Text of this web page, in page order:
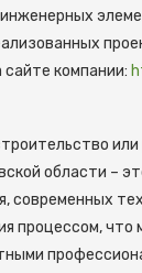
компании:
области –
современных
процессом,